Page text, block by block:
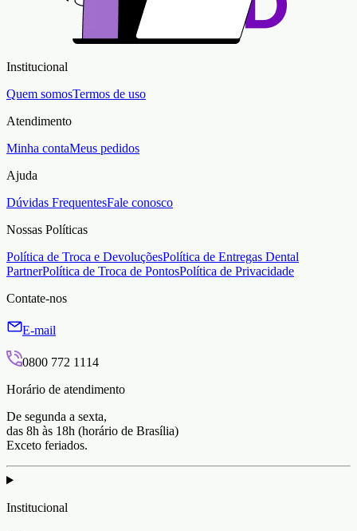
Institucional
Quem somosTermos de uso
Atendimento
Minha contaMeus pedidos
Ajuda
Dúvidas FrequentesFale conosco
Nossas Políticas
Política de Troca e DevoluçõesPolítica de Entregas Dental
PartnerPolítica de Troca de PontosPolítica de Privacidade
Contate-nos
E-mail
0800 772 1114
Horário de atendimento
De segunda a sexta,
das 8h às 18h (horário de Brasília)
Exceto feriados.
Institucional